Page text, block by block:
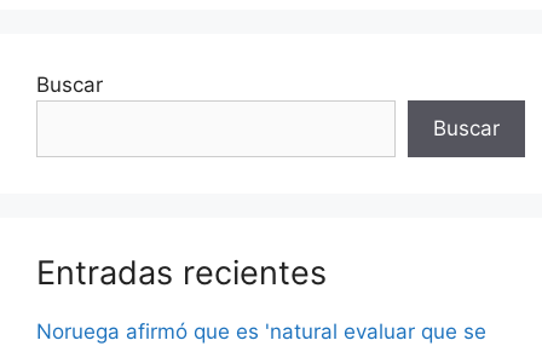
Buscar
Buscar
Entradas recientes
Noruega afirmó que es 'natural evaluar que se